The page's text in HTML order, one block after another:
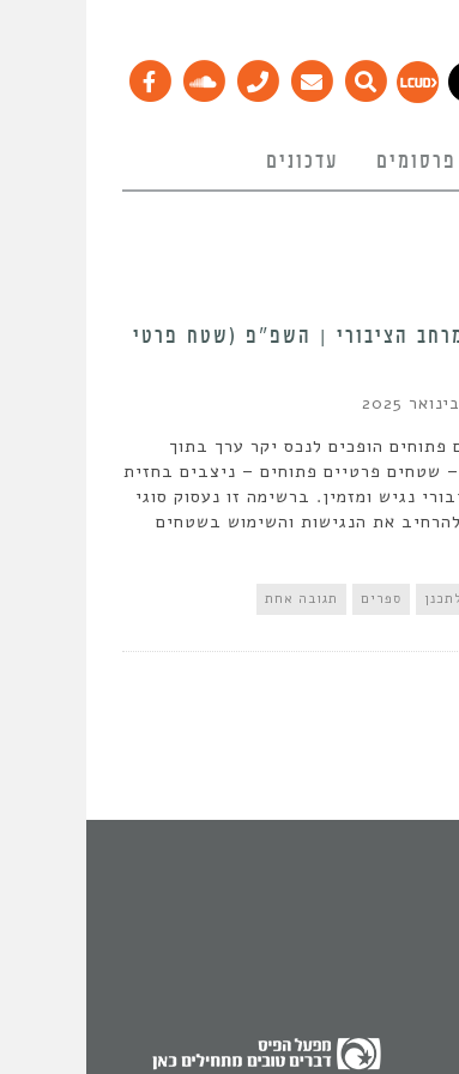
פרסומים עדכונים
הציבורי | השפ”פ (שטח פרטי
פתוחים הופכים לנכס יקר ערך בתוך
שטחים פרטיים פתוחים – ניצבים בחזית
נגיש ומזמין. ברשימה זו נעסוק סוגי
את הנגישות והשימוש בשטחים
לתכנן ספרים תגובה אחת